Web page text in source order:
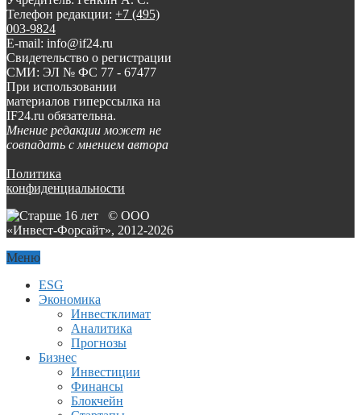
Телефон редакции: +7 (495)
003-9824
E-mail: info@if24.ru
Свидетельство о регистрации
СМИ: ЭЛ № ФС 77 - 67477
При использовании
материалов гиперссылка на
IF24.ru обязательна.
Мнение редакции может не
совпадать с мнением автора
Политика
конфиденциальности
© ООО
«Инвест-Форсайт», 2012-2026
Меню
ESG
Экономика
Инвестклимат
Аналитика
Прогнозы
Бизнес
Инвестиции
Финансы
Блокчейн